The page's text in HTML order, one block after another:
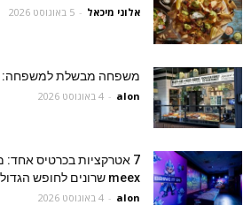
אלוני מיכאל - 5 באוגוסט 2026
משפחה מבשלת למשפחה: DADDY מגיע למיקדו סנטר
alon
- 4 באוגוסט 2026
meex שרונים לחופש הגדול
alon
- 4 באוגוסט 2026